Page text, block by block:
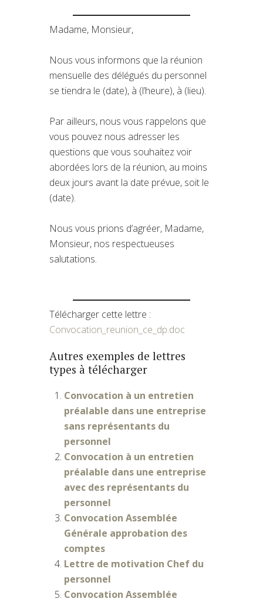
Madame, Monsieur,
Nous vous informons que la réunion
mensuelle des délégués du personnel
se tiendra le (date), à (l’heure), à (lieu).
Par ailleurs, nous vous rappelons que
vous pouvez nous adresser les
questions que vous souhaitez voir
abordées lors de la réunion, au moins
deux jours avant la date prévue, soit le
(date).
Nous vous prions d’agréer, Madame,
Monsieur, nos respectueuses
salutations.
Télécharger cette lettre :
Convocation_reunion_ce_dp.doc
Autres exemples de lettres
types à télécharger
Convocation à un entretien
préalable dans une entreprise
sans représentants du
personnel
Convocation à un entretien
préalable dans une entreprise
avec des représentants du
personnel
Convocation Assemblée
Générale approbation des
comptes
Lettre de motivation Chef du
personnel
Convocation Assemblée